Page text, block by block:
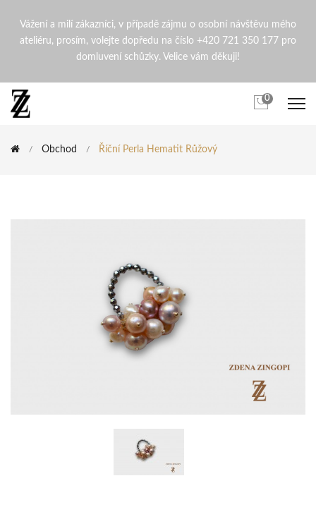
Říční perla Hematit růžový
Vážení a milí zákazníci, v případě zájmu o osobní návštěvu mého
ateliéru, prosím, volejte dopředu na číslo +420 721 350 177 pro
domluvení schůzky. Velice vám děkuji!
0
Obchod Říční Perla Hematit Růžový